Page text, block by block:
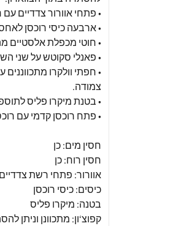
• פתחי אוורור צדדיים
• ארבעה כיסי רוכסן
• חוטי מכפלת אלסטיים
• פאנלי סקוטש על שני
• חפתי וולקרו
צמודה.
• בטנת מיקרו פליס
• פתח רוכסן קדמי עם
חסין מים: כן
חסין רוח: כן
אוורור: פתחי רשת צדדיים
כיסים: כיסי רוכסן
בטנה: מיקרו פליס
קפוצ‘ון: מתכוונן וניתן